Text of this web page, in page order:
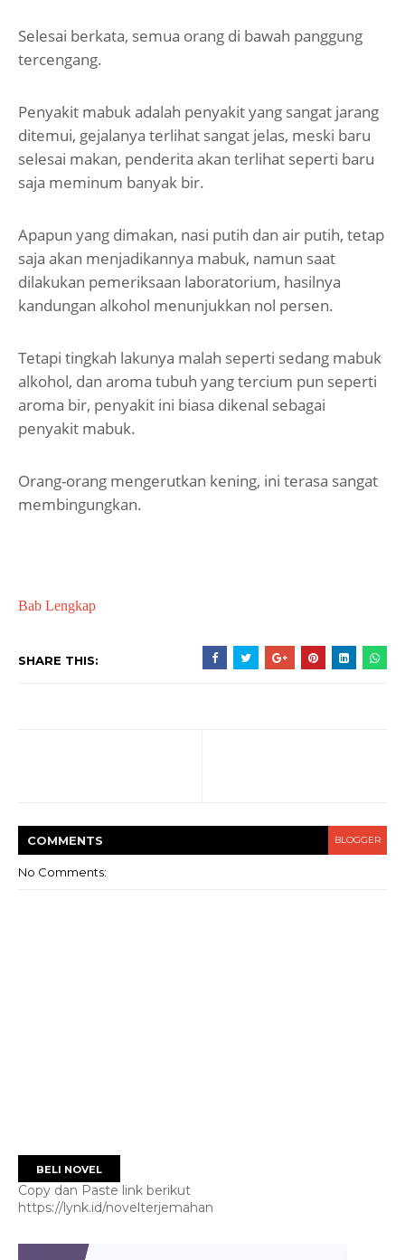
Selesai berkata, semua orang di bawah panggung
tercengang.
Penyakit mabuk adalah penyakit yang sangat jarang
ditemui, gejalanya terlihat sangat jelas, meski baru
selesai makan, penderita akan terlihat seperti baru
saja meminum banyak bir.
Apapun yang dimakan, nasi putih dan air putih, tetap
saja akan menjadikannya mabuk, namun saat
dilakukan pemeriksaan laboratorium, hasilnya
kandungan alkohol menunjukkan nol persen.
Tetapi tingkah lakunya malah seperti sedang mabuk
alkohol, dan aroma tubuh yang tercium pun seperti
aroma bir, penyakit ini biasa dikenal sebagai
penyakit mabuk.
Orang-orang mengerutkan kening, ini terasa sangat
membingungkan.
Bab Lengkap
SHARE THIS:
COMMENTS BLOGGER
No Comments:
BELI NOVEL
Copy dan Paste link berikut
https://lynk.id/novelterjemahan